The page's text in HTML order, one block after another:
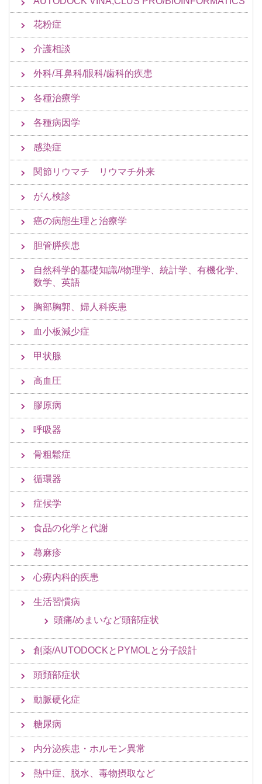
花粉症
介護相談
外科/耳鼻科/眼科/歯科的疾患
各種治療学
各種病因学
感染症
関節リウマチ リウマチ外来
がん検診
癌の病態生理と治療学
胆管膵疾患
自然科学的基礎知識//物理学、統計学、有機化学、
数学、英語
胸部胸郭、婦人科疾患
血小板減少症
甲状腺
高血圧
膠原病
呼吸器
骨粗鬆症
循環器
症候学
食品の化学と代謝
蕁麻疹
心療内科的疾患
生活習慣病
頭痛/めまいなど頭部症状
創薬/AUTODOCKとPYMOLと分子設計
頭頚部症状
動脈硬化症
糖尿病
内分泌疾患・ホルモン異常
熱中症、脱水、毒物摂取など